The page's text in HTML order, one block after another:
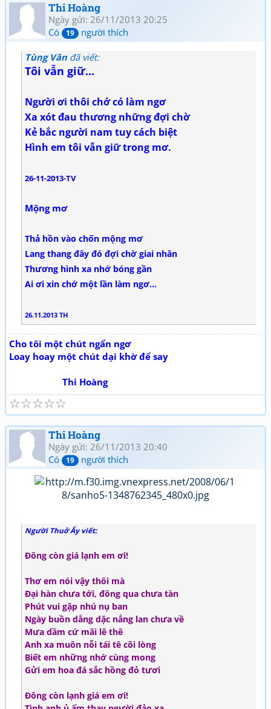
Thi Hoàng
Ngày gửi: 26/11/2013 20:25
Có
19 người thích
Tùng Văn đã viết:
Tôi vẫn giữ...
Người ơi thôi chớ có làm ngơ
Xa xót đau thương những đợi chờ
Kẻ bắc người nam tuy cách biệt
Hình em tôi vẫn giữ trong mơ.
26-11-2013-TV
Mộng mơ
Thả hồn vào chốn mộng mơ
Lang thang đây đó đợi chờ giai nhân
Thương hình xa nhớ bóng gần
Ai ơi xin chớ một lần làm ngơ...
26.11.2013 TH
Cho tôi một chút ngẩn ngơ
Loay hoay một chút dại khờ để say
Thi Hoàng
☆
☆
☆
☆
☆
Thi Hoàng
Ngày gửi: 26/11/2013 20:40
Có
19 người thích
Người Thuở Ấy viết:
Đông còn giá lạnh em ơi!
Thơ em nói vậy thôi mà
Đại hàn chưa tới, đông qua chưa tàn
Phút vui gặp nhú nụ ban
Ngày buồn dằng dặc nắng lan chưa về
Mưa dầm cứ mãi lê thê
Anh xa muôn nỗi tái tê cõi lòng
Biết em những nhớ cùng mong
Gửi em hoa đá sắc hồng đỏ tươi
Đông còn lạnh giá em ơi!